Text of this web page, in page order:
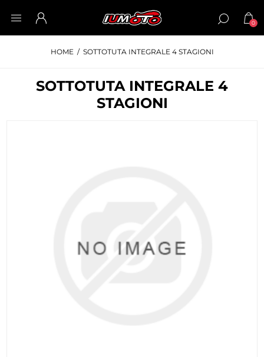
0
HOME / SOTTOTUTA INTEGRALE 4 STAGIONI
SOTTOTUTA INTEGRALE 4
STAGIONI